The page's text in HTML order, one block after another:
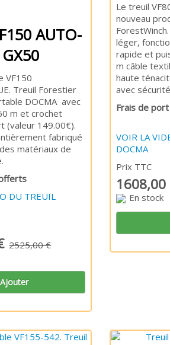
AUTO-
VF150
Treuil Forestier
DOCMA avec
m et crochet
(valeur 149.00€).
fabriqué
matériaux de
DU TREUIL
2525,00 €
Ajouter
Le treuil
nouveau
léger,
rapide et
m câble
haute
avec
Frais de
VOIR LA
DOCMA
Prix TTC
1608,00
En stock